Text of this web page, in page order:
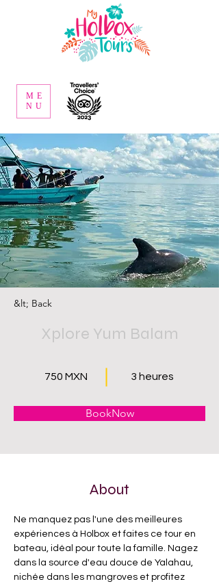
ME
NU
&lt; Back
Xplore Yum Balam
750 MXN 3 heures
BookNow
About
Ne manquez pas l'une des meilleures
expériences à Holbox et faites ce tour en
bateau, idéal pour toute la famille. Nagez
dans la source d'eau douce de Yalahau,
nichée dans les mangroves et profitez